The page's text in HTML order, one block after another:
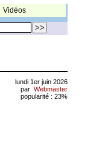
Vidéos
lundi 1er juin 2026
par Webmaster
popularité : 23%